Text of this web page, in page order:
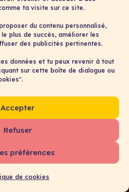
ta visite sur ce site.
du contenu personnalisé,
plus de succès, améliorer les
des publicités pertinentes.
données et tu peux revenir à tout
sur cette boîte de dialogue ou
Accepter
Refuser
préférences
de cookies
spécialement créée
, que je n’ai
enseignée ailleurs
leçons de la formation,
en 3 modules
organiser tes produits
pour planifier tes
et tes contenus
t’inspirer
pour appliquer la
pas-à-pas